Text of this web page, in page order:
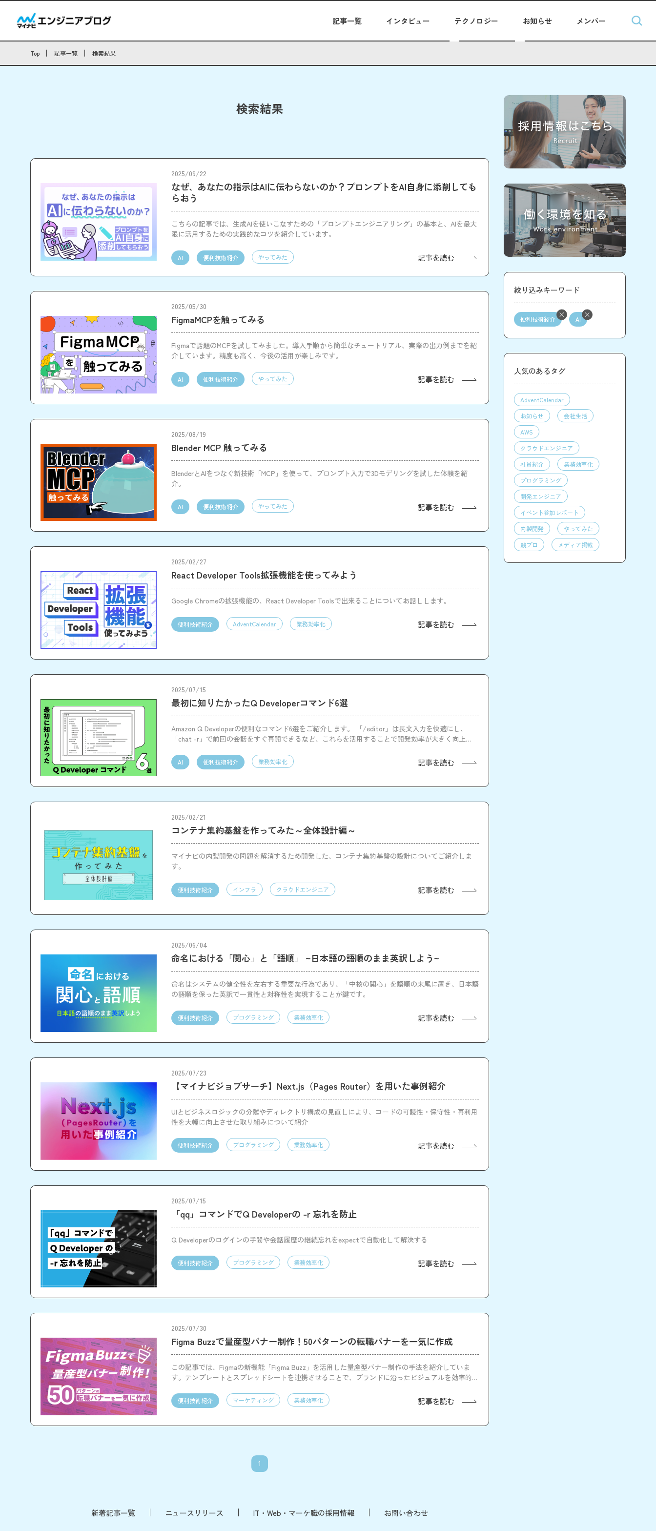
記事一覧 インタビュー テクノロジー お知らせ メンバー
Top 記事一覧 検索結果
検索結果
2025/09/22
なぜ、あなたの指示はAIに伝わらないのか？プロンプトをAI自身に添削しても
らおう
こちらの記事では、生成AIを使いこなすための「プロンプトエンジニアリング」の基本と、AIを最大
限に活用するための実践的なコツを紹介しています。
AI 便利技術紹介 やってみた 記事を読む
2025/05/30
FigmaMCPを触ってみる
Figmaで話題のMCPを試してみました。導入手順から簡単なチュートリアル、実際の出力例までを紹
介しています。精度も高く、今後の活用が楽しみです。
AI 便利技術紹介 やってみた 記事を読む
2025/08/19
Blender MCP 触ってみる
BlenderとAIをつなぐ新技術「MCP」を使って、プロンプト入力で3Dモデリングを試した体験を紹
介。
AI 便利技術紹介 やってみた 記事を読む
2025/02/27
React Developer Tools拡張機能を使ってみよう
Google Chromeの拡張機能の、React Developer Toolsで出来ることについてお話しします。
便利技術紹介 AdventCalendar 業務効率化 記事を読む
2025/07/15
最初に知りたかったQ Developerコマンド6選
Amazon Q Developerの便利なコマンド6選をご紹介します。 「/editor」は長文入力を快適にし、
「chat -r」で前回の会話をすぐ再開できるなど、これらを活用することで開発効率が大きく向上し
AI 便利技術紹介 業務効率化 記事を読む
2025/02/21
コンテナ集約基盤を作ってみた～全体設計編～
マイナビの内製開発の問題を解消するため開発した、コンテナ集約基盤の設計についてご紹介しま
す。
便利技術紹介 インフラ クラウドエンジニア 記事を読む
2025/06/04
命名における「関心」と「語順」 ~日本語の語順のまま英訳しよう~
命名はシステムの健全性を左右する重要な行為であり、「中核の関心」を語順の末尾に置き、日本語
の語順を保った英訳で一貫性と対称性を実現することが鍵です。
便利技術紹介 プログラミング 業務効率化 記事を読む
2025/07/23
【マイナビジョブサーチ】Next.js（Pages Router）を用いた事例紹介
UIとビジネスロジックの分離やディレクトリ構成の見直しにより、コードの可読性・保守性・再利用
性を大幅に向上させた取り組みについて紹介
便利技術紹介 プログラミング 業務効率化 記事を読む
2025/07/15
「qq」コマンドでQ Developerの -r 忘れを防止
Q Developerのログインの手間や会話履歴の継続忘れをexpectで自動化して解決する
便利技術紹介 プログラミング 業務効率化 記事を読む
2025/07/30
Figma Buzzで量産型バナー制作！50パターンの転職バナーを一気に作成
この記事では、Figmaの新機能「Figma Buzz」を活用した量産型バナー制作の手法を紹介していま
す。テンプレートとスプレッドシートを連携させることで、ブランドに沿ったビジュアルを効率的に
便利技術紹介 マーケティング 業務効率化 記事を読む
1
新着記事一覧 ニュースリリース IT・Web・マーケ職の採用情報 お問い合わせ
絞り込みキーワード
便利技術紹介 AI
人気のあるタグ
AdventCalendar
お知らせ
会社生活
AWS
クラウドエンジニア
社員紹介
業務効率化
プログラミング
開発エンジニア
イベント参加レポート
内製開発
やってみた
競プロ
メディア掲載